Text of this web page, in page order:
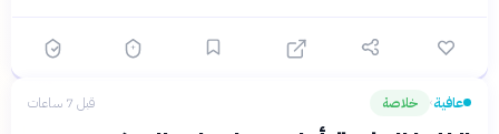
عافية› خلاصة قبل 7 ساعات